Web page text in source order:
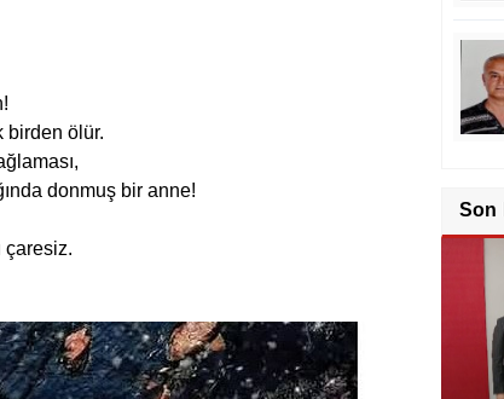
birden ölür.
donmuş bir anne!
çaresiz.
Son